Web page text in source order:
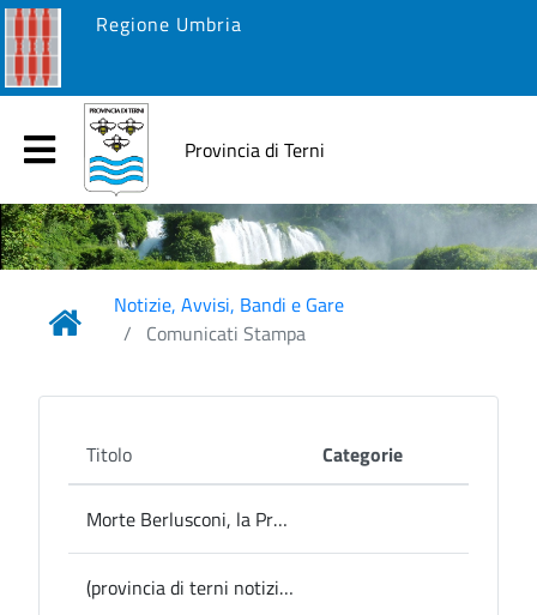
Regione Umbria
Provincia di Terni
Notizie, Avvisi, Bandi e Gare
Comunicati Stampa
Titolo Categorie
Morte Berlusconi, la Presidente Pernazza: "Addio a un uomo dalle grandi doti politiche e umane"
(provincia di terni notizie) Provincia, votate all’unanimità le surroghe in Consiglio provinciale